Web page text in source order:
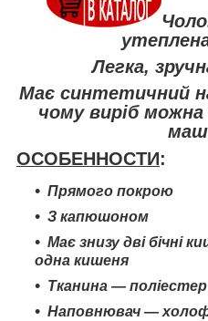
Легка,
Має синтетичний
чому виріб
ОСОБЕННОСТИ:
Прямого покрою
З капюшоном
Має знизу дві бічні
одна кишеня
Тканина — поліестер
Наповнювач —